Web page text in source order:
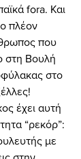
fora. Και
πλέον
που
στη Βουλή
στο
“ρεκόρ”:
με